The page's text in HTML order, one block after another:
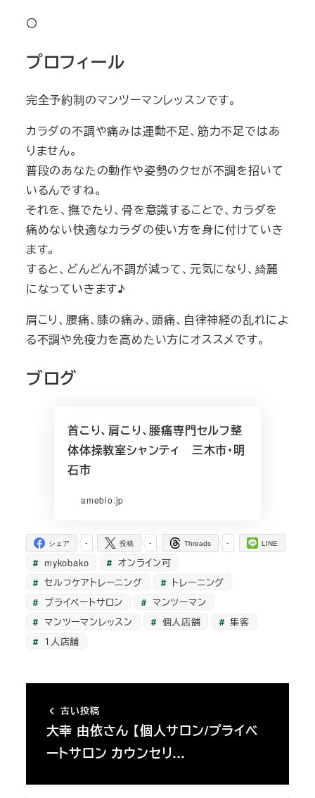
〇
プロフィール
完全予約制のマンツーマンレッスンです。
カラダの不調や痛みは運動不足、筋力不足ではあ
りません。
普段のあなたの動作や姿勢のクセが不調を招いて
いるんですね。
それを、撫でたり、骨を意識することで、カラダを
痛めない快適なカラダの使い方を身に付けていき
ます。
すると、どんどん不調が減って、元気になり、綺麗
になっていきます♪
肩こり、腰痛、膝の痛み、頭痛、自律神経の乱れによ
る不調や免疫力を高めたい方にオススメです。
ブログ
首こり、肩こり、腰痛専門セルフ整
体体操教室シャンティ 三木市・明
石市
ameblo.jp
-
シェア -
投稿 -
Threads LINE
mykobako
オンライン可
セルフケアトレーニング
トレーニング
プライベートサロン
マンツーマン
マンツーマンレッスン
個人店舗
集客
１人店舗
古い投稿
大幸 由依さん 【個人サロン/プライベ
ートサロン カウンセリ…